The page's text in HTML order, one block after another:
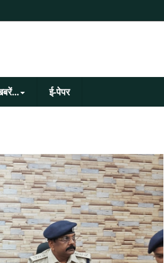
ई-पेपर